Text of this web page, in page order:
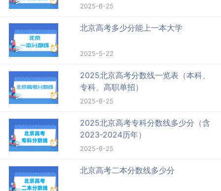
2025-6-25
北京高考多少分能上一本大学
2025-5-22
2025北京高考分数线一览表（本科、
专科、高职单招）
2025-6-25
2025北京高考专科分数线多少分（含
2023-2024历年）
2025-6-25
北京高考二本分数线多少分